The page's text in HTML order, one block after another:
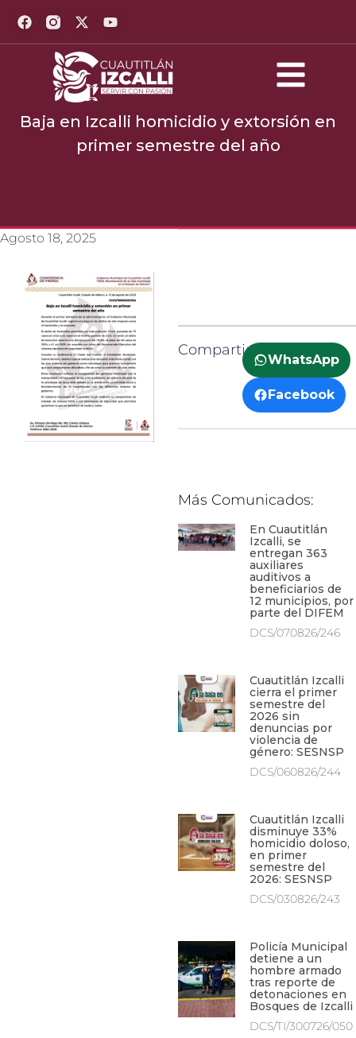
Baja en Izcalli homicidio y extorsión en
primer semestre del año
Agosto 18, 2025
Compartir:
WhatsApp
Facebook
Más Comunicados:
En Cuautitlán
Izcalli, se
entregan 363
auxiliares
auditivos a
beneficiarios de
12 municipios, por
parte del DIFEM
DCS/070826/246
Cuautitlán Izcalli
cierra el primer
semestre del
2026 sin
denuncias por
violencia de
género: SESNSP
DCS/060826/244
Cuautitlán Izcalli
disminuye 33%
homicidio doloso,
en primer
semestre del
2026: SESNSP
DCS/030826/243
Policía Municipal
detiene a un
hombre armado
tras reporte de
detonaciones en
Bosques de Izcalli
DCS/TI/300726/050